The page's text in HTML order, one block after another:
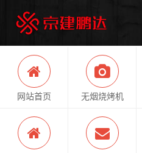
网站首页 无烟烧烤机